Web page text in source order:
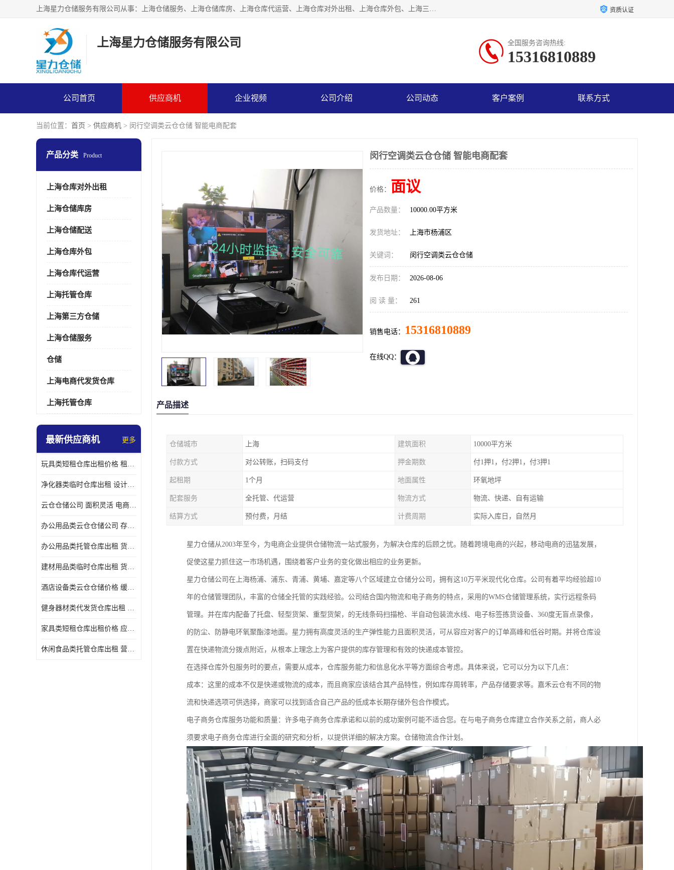
上海星力仓储服务有限公司从事：上海仓储服务、上海仓储库房、上海仓库代运营、上海仓库对外出租、上海仓库外包、上海三方仓储、上海电商仓储代发、上海电商代发货仓库、上海托管仓库、上海仓储配送。上海星力仓储服务有限公司现在拥有100个分仓、10万余平方的标准库房，精炼员工几百名，与几千家客户合作，公司已跻身上海仓储行业前列。欢迎来电咨询！ 资质认证
上海星力仓储服务有限公司 全国服务咨询热线:
15316810889
公司首页 供应商机 企业视频 公司介绍 公司动态 客户案例 联系方式
当前位置： 首页 > 供应商机 > 闵行空调类云仓仓储 智能电商配套
产品分类 Product
上海仓库对外出租
上海仓储库房
上海仓储配送
上海仓库外包
上海仓库代运营
上海托管仓库
上海第三方仓储
上海仓储服务
仓储
上海电商代发货仓库
上海托管仓库
最新供应商机 更多
玩具类短租仓库出租价格 租期灵活 智能电商配套
净化器类临时仓库出租 设计简单 电商仓储物流战略合作
云仓仓储公司 面积灵活 电商仓储物流战略合作
办公用品类云仓仓储公司 存货周转很快 电商仓储物流战略整合
办公用品类托管仓库出租 货物装卸方便 电商仓储物流战略合作
建材用品类临时仓库出租 货物装卸方便 仓储供应链配套
酒店设备类云仓仓储价格 缓解企业储存压力 智能电商配套
健身器材类代发货仓库出租 租期灵活 新媒体平台配套
家具类短租仓库出租价格 应用广泛 智能电商配套
休闲食品类托管仓库出租 营造良好环境氛围 垂直电商配套
闵行空调类云仓仓储 智能电商配套
价格： 面议
产品数量： 10000.00平方米
发货地址： 上海市杨浦区
关键词： 闵行空调类云仓仓储
发布日期： 2026-08-06
阅 读 量： 261
销售电话： 15316810889
在线QQ：
产品描述
仓储城市 上海 建筑面积 10000平方米
付款方式 对公转账，扫码支付 押金期数 付1押1，付2押1，付3押1
起租期 1个月 地面属性 环氧地坪
配套服务 全托管、代运营 物流方式 物流、快递、自有运输
结算方式 预付费，月结 计费周期 实际入库日，自然月
星力仓储从2003年至今，为电商企业提供仓储物流一站式服务，为解决仓库的后顾之忧。随着跨境电商的兴起，移动电商的迅猛发展，
促使这星力抓住这一市场机遇，围绕着客户业务的变化做出相应的业务更新。
星力仓储公司在上海杨浦、浦东、青浦、黄埔、嘉定等八个区域建立仓储分公司，拥有这10万平米现代化仓库。公司有着平均经验超10
年的仓储管理团队，丰富的仓储全托管的实践经验。公司结合国内物流和电子商务的特点，采用的WMS仓储管理系统，实行远程条码
管理。并在库内配备了托盘、轻型货架、重型货架，的无线条码扫描枪、半自动包装流水线、电子标签拣货设备、360度无盲点录像，
的防尘、防静电环氧聚酯漆地面。星力拥有高度灵活的生产弹性能力且面积灵活，可从容应对客户的订单高峰和低谷时期。并将仓库设
置在快递物流分拨点附近，从根本上理念上为客户提供的库存管理和有效的快递成本管控。
在选择仓库外包服务时的要点，需要从成本，仓库服务能力和信息化水平等方面综合考虑。具体来说，它可以分为以下几点：
成本：这里的成本不仅是快递或物流的成本，而且商家应该结合其产品特性，例如库存周转率，产品存储要求等。嘉禾云仓有不同的物
流和快递选项可供选择，商家可以找到适合自己产品的低成本长期存储外包合作模式。
电子商务仓库服务功能和质量：许多电子商务仓库承诺和以前的成功案例可能不适合您。在与电子商务仓库建立合作关系之前，商人必
须要求电子商务仓库进行全面的研究和分析，以提供详细的解决方案。仓储物流合作计划。